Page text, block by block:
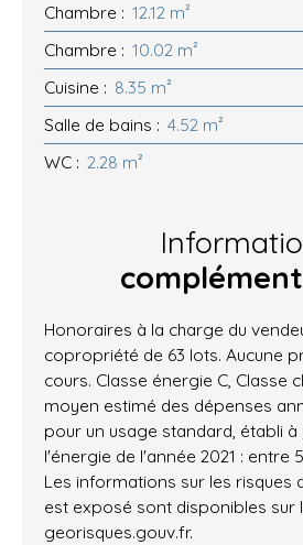
Chambre : 12.12 m²
Chambre : 10.02 m²
Cuisine : 8.35 m²
Salle de bains : 4.52 m²
WC : 2.28 m²
Honoraires à la charge du
copropriété de 63 lots. Aucune
cours. Classe énergie C, Classe
moyen estimé des dépenses
pour un usage standard, établi
l'énergie de l'année 2021 : entre
Les informations sur les risques
est exposé sont disponibles sur
georisques.gouv.fr.